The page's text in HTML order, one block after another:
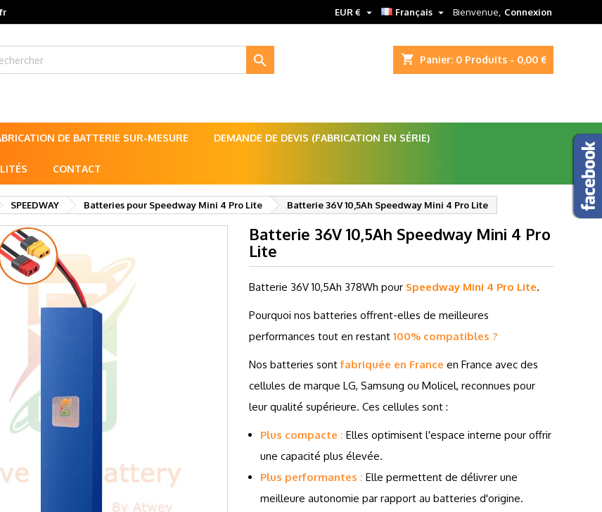
Bienvenue, Connexion
Français 
EUR € 
shopping_cart Panier: 0 Produits - 0,00 €

DE BATTERIE SUR-MESURE DEMANDE DE DEVIS (FABRICATION EN SÉRIE)
CONTACT
SPEEDWAY Batteries pour Speedway Mini 4 Pro Lite Batterie 36V 10,5Ah Speedway Mini 4 Pro Lite
Batterie 36V 10,5Ah Speedway Mini 4 Pro
Lite
Batterie 36V 10,5Ah 378Wh pour Speedway Mini 4 Pro Lite.
Pourquoi nos batteries offrent-elles de meilleures
performances tout en restant 100% compatibles ?
Nos batteries sontfabriquée en France en France avec des
cellules de marque LG, Samsung ou Molicel, reconnues pour
leur qualité supérieure. Ces cellules sont :
Plus compacte : Elles optimisent l'espace interne pour offrir
une capacité plus élevée.
Plus performantes : Elle permettent de délivrer une
meilleure autonomie par rapport au batteries d'origine.